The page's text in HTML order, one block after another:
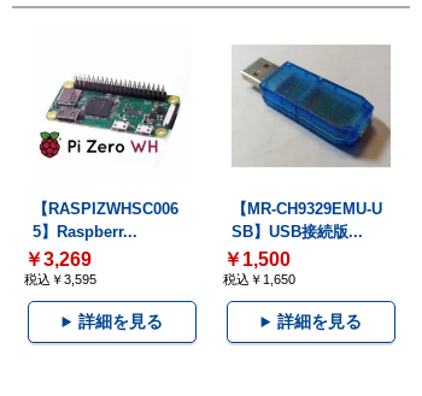
【RASPIZWHSC006
5】Raspberr...
￥3,269
税込￥3,595
詳細を見る
【MR-CH9329EMU-U
SB】USB接続版...
￥1,500
税込￥1,650
詳細を見る